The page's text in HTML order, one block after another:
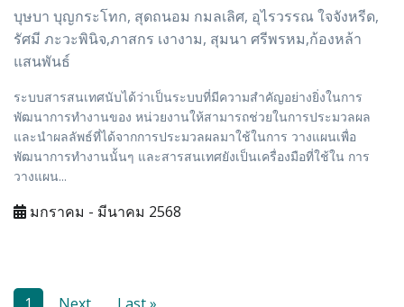
บุษบา บุญกระโทก, สุดถนอม กมลเลิศ, อุไรวรรณ ใจจังหรีด,
รัศมี ภะวะพินิจ,ภาสกร เงางาม, สุมนา ศรีพรหม,ก้องหล้า
แสนพันธ์
ระบบสารสนเทศนับได้ว่าเป็นระบบที่มีความสำคัญอย่างยิ่งในการ
พัฒนาการทำงานของ หน่วยงานให้สามารถช่วยในการประมวลผล
และนำผลลัพธ์ที่ได้จากการประมวลผลมาใช้ในการ วางแผนเพื่อ
พัฒนาการทำงานนั้นๆ และสารสนเทศยังเป็นเครื่องมือที่ใช้ใน การ
วางแผน...
มกราคม - มีนาคม 2568